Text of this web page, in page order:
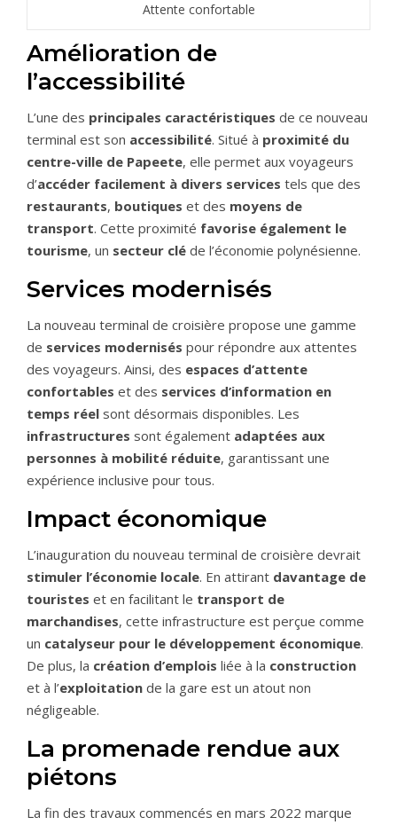
Attente confortable
Amélioration de
l’accessibilité
L’une des principales caractéristiques de ce nouveau
terminal est son accessibilité. Situé à proximité du
centre-ville de Papeete, elle permet aux voyageurs
d’accéder facilement à divers services tels que des
restaurants, boutiques et des moyens de
transport. Cette proximité favorise également le
tourisme, un secteur clé de l’économie polynésienne.
Services modernisés
La nouveau terminal de croisière propose une gamme
de services modernisés pour répondre aux attentes
des voyageurs. Ainsi, des espaces d’attente
confortables et des services d’information en
temps réel sont désormais disponibles. Les
infrastructures sont également adaptées aux
personnes à mobilité réduite, garantissant une
expérience inclusive pour tous.
Impact économique
L’inauguration du nouveau terminal de croisière devrait
stimuler l’économie locale. En attirant davantage de
touristes et en facilitant le transport de
marchandises, cette infrastructure est perçue comme
un catalyseur pour le développement économique.
De plus, la création d’emplois liée à la construction
et à l’exploitation de la gare est un atout non
négligeable.
La promenade rendue aux
piétons
La fin des travaux commencés en mars 2022 marque